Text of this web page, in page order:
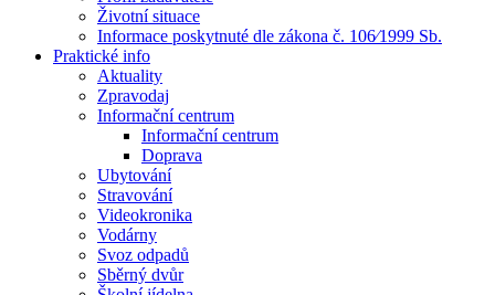
Životní situace
Informace poskytnuté dle zákona č. 106⁄1999 Sb.
Praktické info
Aktuality
Zpravodaj
Informační centrum
Informační centrum
Doprava
Ubytování
Stravování
Videokronika
Vodárny
Svoz odpadů
Sběrný dvůr